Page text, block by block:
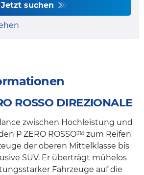
Jetzt suchen
ROSSO DIREZIONALE
zwischen Hochleistung und
P ZERO ROSSO™ zum Reifen
der oberen Mittelklasse bis
SUV. Er überträgt mühelos
Fahrzeuge auf die